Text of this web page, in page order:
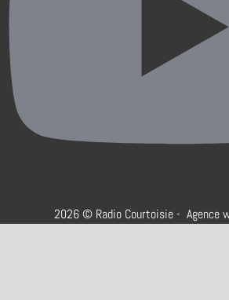
2026 © Radio Courtoisie - Agence